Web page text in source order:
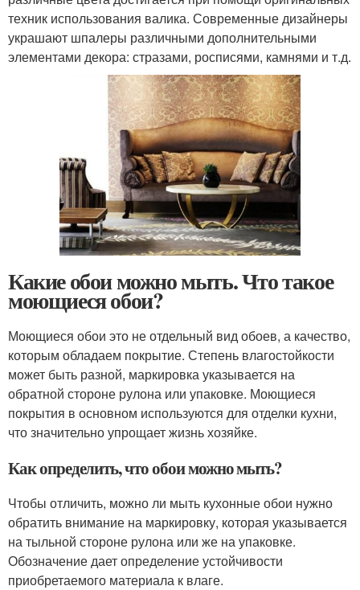
техник использования валика. Современные дизайнеры
украшают шпалеры различными дополнительными
элементами декора: стразами, росписями, камнями и т.д.
Какие обои можно мыть. Что такое
моющиеся обои?
Моющиеся обои это не отдельный вид обоев, а качество,
которым обладаем покрытие. Степень влагостойкости
может быть разной, маркировка указывается на
обратной стороне рулона или упаковке. Моющиеся
покрытия в основном используются для отделки кухни,
что значительно упрощает жизнь хозяйке.
Как определить, что обои можно мыть?
Чтобы отличить, можно ли мыть кухонные обои нужно
обратить внимание на маркировку, которая указывается
на тыльной стороне рулона или же на упаковке.
Обозначение дает определение устойчивости
приобретаемого материала к влаге.